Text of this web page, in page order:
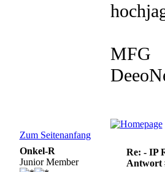
MFG
Zum Seitenanfang
Onkel-R
Junior Member
Re: - IP
Antwort